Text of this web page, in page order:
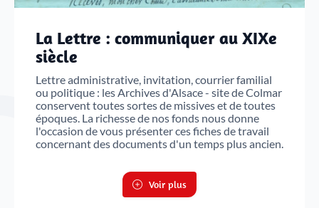
La Lettre : communiquer au XIXe
siècle
Lettre administrative, invitation, courrier familial
ou politique : les Archives d'Alsace - site de Colmar
conservent toutes sortes de missives et de toutes
époques. La richesse de nos fonds nous donne
l'occasion de vous présenter ces fiches de travail
concernant des documents d'un temps plus ancien.
Voir plus